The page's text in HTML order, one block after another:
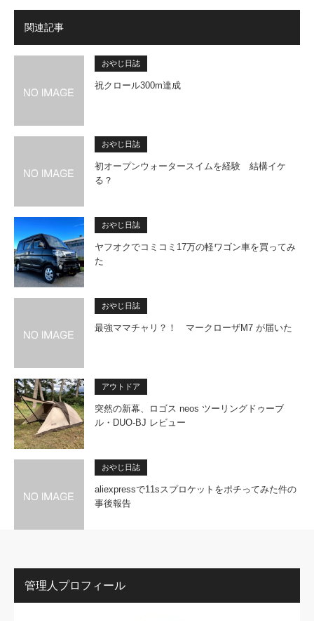
関連記事
おやじ日誌
祝クロール300m達成
おやじ日誌
初オープンウォータースイムを経験 結構イケ
る？
おやじ日誌
ヤフオクでコミコミ17万の軽ワゴン車を買ってみ
た
おやじ日誌
最強ママチャリ？！ マークローザM7 が届いた
アウトドア
突然の新幕、ロゴス neos ツーリングドゥーブ
ル・DUO-BJ レビュー
おやじ日誌
aliexpressで11sスプロケットをポチってみた件の
事後報告
管理人プロフィール